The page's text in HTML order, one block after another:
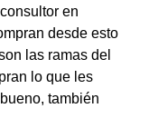
en
desde esto
las ramas del
lo que les
también